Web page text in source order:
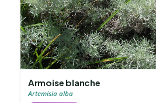
Armoise blanche
Artemisia alba